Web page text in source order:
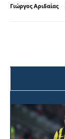
Γιώργος Αριδαίας -